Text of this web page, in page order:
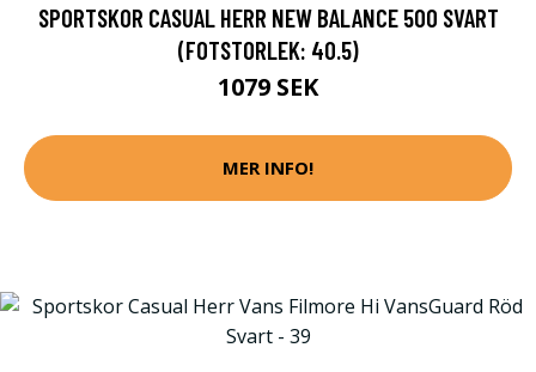
SPORTSKOR CASUAL HERR NEW BALANCE 500 SVART
(FOTSTORLEK: 40.5)
1079 SEK
MER INFO!